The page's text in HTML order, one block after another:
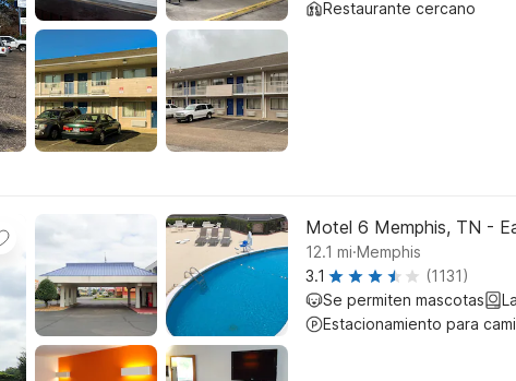
Restaurante cercano
Motel 6 Memphis, TN -
12.1 mi.Memphis
3.1
(1131)
Se permiten mascotas
Estacionamiento para